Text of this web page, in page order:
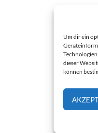
Um dir ein
dieser
können